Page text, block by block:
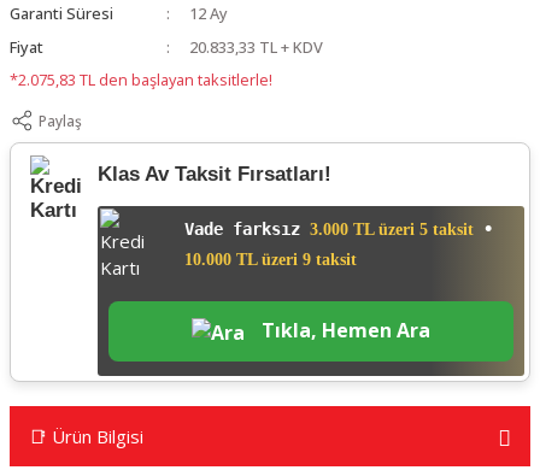
Garanti Süresi
12 Ay
Fiyat
20.833,33 TL + KDV
*2.075,83 TL den başlayan taksitlerle!
Paylaş
Klas Av Taksit Fırsatları!
Vade farksız 3.000 TL üzeri 5 taksit •
10.000 TL üzeri 9 taksit
Tıkla, Hemen Ara
📑 Ürün Bilgisi